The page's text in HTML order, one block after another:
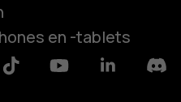
en -tablets
Tiktok YoutubeLinkedin